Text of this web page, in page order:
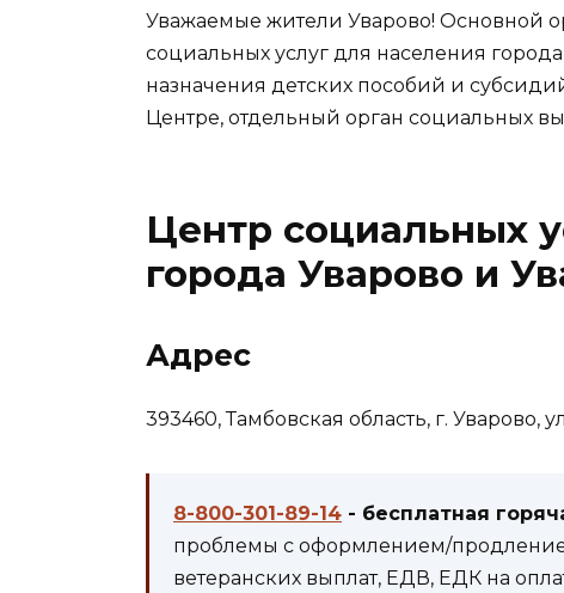
Уважаемые жители Уварово! Основной
социальных услуг для населения
назначения детских пособий и
Центре, отдельный орган социальных
Центр социальных
города Уварово и
Адрес
393460, Тамбовская область, г. Уварово,
8-800-301-89-14 - бесплатная
проблемы с оформлением/
ветеранских выплат, ЕДВ, ЕДК на